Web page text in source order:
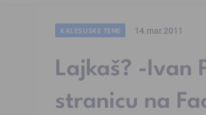
KALESIJSKE TEME 14.mar.2011
Lajkaš? -Ivan
stranicu na